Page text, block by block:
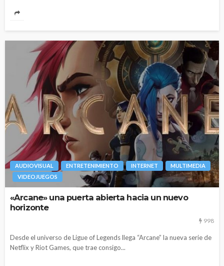
AUDIOVISUAL ENTRETENIMIENTO INTERNET
MULTIMEDIA
VIDEOJUEGOS
«Arcane» una puerta abierta hacia un nuevo
horizonte
998
Desde el universo de Ligue of Legends llega “Arcane” la nueva serie de
Netflix y Riot Games, que trae consigo...